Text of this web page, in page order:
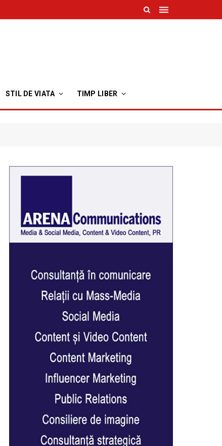
STIL DE VIATA TIMP LIBER